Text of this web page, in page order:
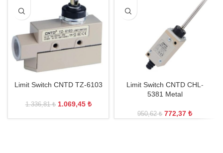
Limit Switch CNTD TZ-6103
1.336,81₺ 1.069,45 ₺
Limit Switch CNTD CHL-
5381 Metal
950,62₺ 772,37 ₺